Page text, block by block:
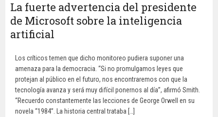
La fuerte advertencia del presidente
de Microsoft sobre la inteligencia
artificial
Los críticos temen que dicho monitoreo pudiera suponer una
amenaza para la democracia. “Si no promulgamos leyes que
protejan al público en el futuro, nos encontraremos con que la
tecnología avanza y será muy difícil ponernos al día”, afirmó Smith.
“Recuerdo constantemente las lecciones de George Orwell en su
novela “1984”. La historia central trataba […]